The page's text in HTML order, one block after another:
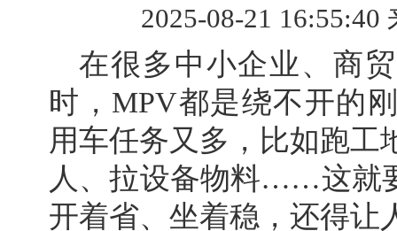
2025-08-21 16:55:40
在很多中小企业、商
时，MPV都是绕不开的
用车任务又多，比如跑工
人、拉设备物料……这就
开着省、坐着稳，还得让